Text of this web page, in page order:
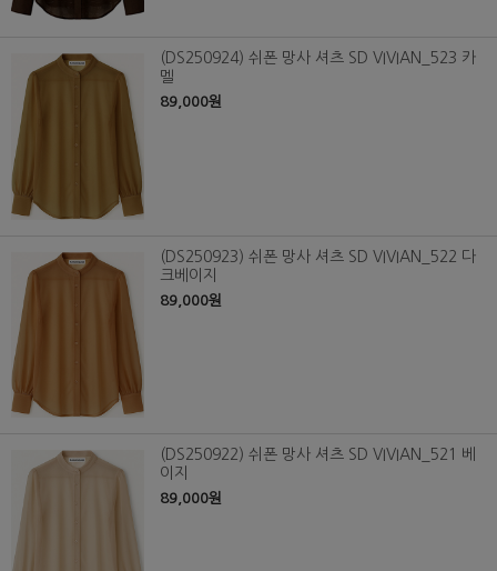
(DS250924) 쉬폰 망사 셔츠 SD VIVIAN_523 카
멜
89,000원
(DS250923) 쉬폰 망사 셔츠 SD VIVIAN_522 다
크베이지
89,000원
(DS250922) 쉬폰 망사 셔츠 SD VIVIAN_521 베
이지
89,000원